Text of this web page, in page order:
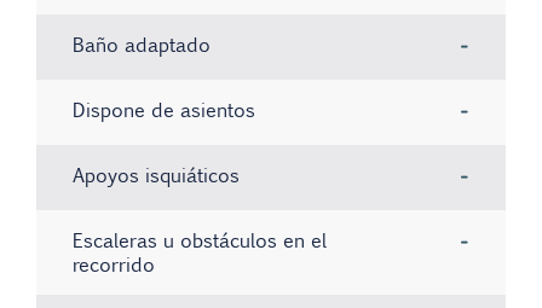
Baño adaptado -
Dispone de asientos -
Apoyos isquiáticos -
Escaleras u obstáculos en el
recorrido
-